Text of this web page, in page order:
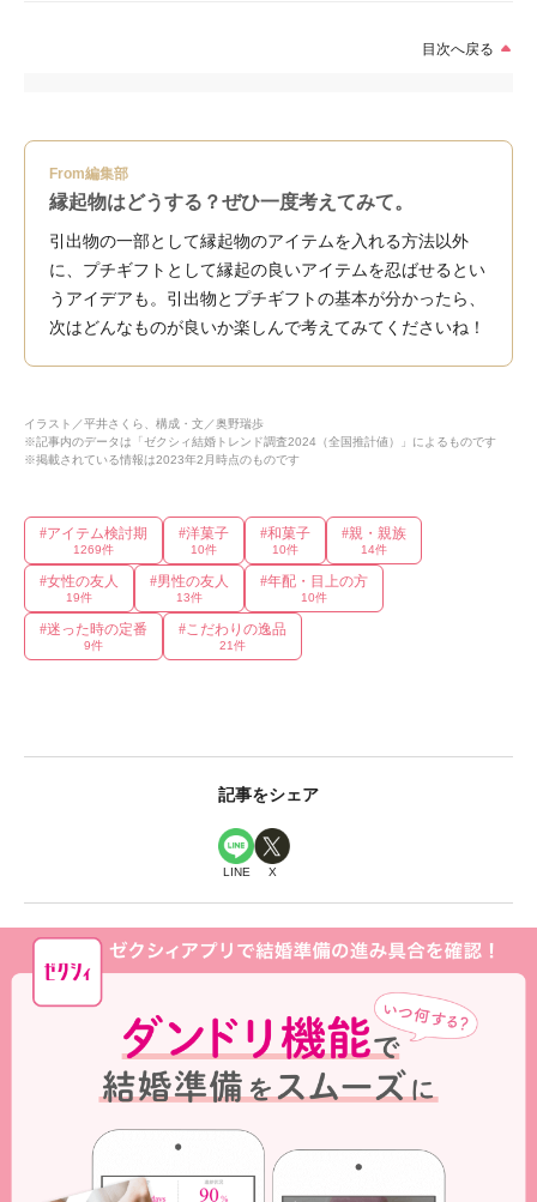
目次へ戻る
From編集部
縁起物はどうする？ぜひ一度考えてみて。
引出物の一部として縁起物のアイテムを入れる方法以外
に、プチギフトとして縁起の良いアイテムを忍ばせるとい
うアイデアも。引出物とプチギフトの基本が分かったら、
次はどんなものが良いか楽しんで考えてみてくださいね！
イラスト／平井さくら、構成・文／奥野瑞歩
※記事内のデータは「ゼクシィ結婚トレンド調査2024（全国推計値）」によるものです
※掲載されている情報は2023年2月時点のものです
#アイテム検討期
1269件
#洋菓子
10件
#和菓子
10件
#親・親族
14件
#女性の友人
19件
#男性の友人
13件
#年配・目上の方
10件
#迷った時の定番
9件
# こだわりの逸品
21件
記事をシェア
LINE X